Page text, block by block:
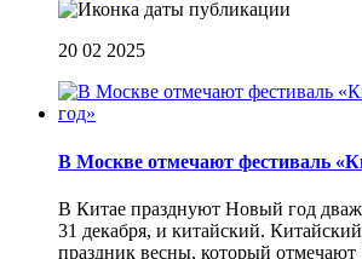
20 02 2025
В Москве отмечают фестиваль
В Китае празднуют Новый год
31 декабря, и китайский.
праздник весны, который отмечают